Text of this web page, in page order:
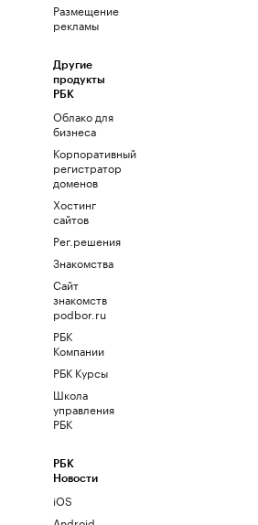
Размещение
рекламы
Другие
продукты
РБК
Облако для
бизнеса
Корпоративный
регистратор
доменов
Хостинг
сайтов
Рег.решения
Знакомства
Сайт
знакомств
podbor.ru
РБК
Компании
РБК Курсы
Школа
управления
РБК
РБК
Новости
iOS